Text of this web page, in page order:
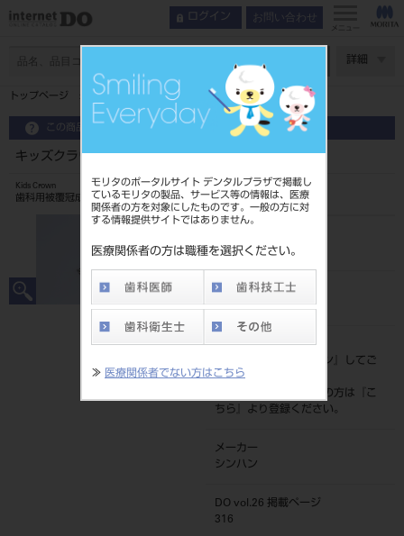
モリタのポータルサイト デンタルプラザで掲載し
ているモリタの製品、サービス等の情報は、医療
関係者の方を対象にしたものです。一般の方に対
する情報提供サイトではありません。
医療関係者の方は職種を選択ください。
≫ 医療関係者でない方はこちら
ログイン お問い合わせ
メニュー
詳細
トップページ キッズクラウン with リング 10入 下顎左側E2
この商品に関するお問い合わせ
キッズクラウン with リング 10入 下顎左側E2
Kids Crown
歯科用被覆冠成形品
206240010E2
JAN/EANコード
標準価格
ログイン
』してご
覧ください。
ネット会員登録がまだの方は『
こ
ちら
』より登録ください。
メーカー
シンハン
DO vol.26 掲載ページ
316